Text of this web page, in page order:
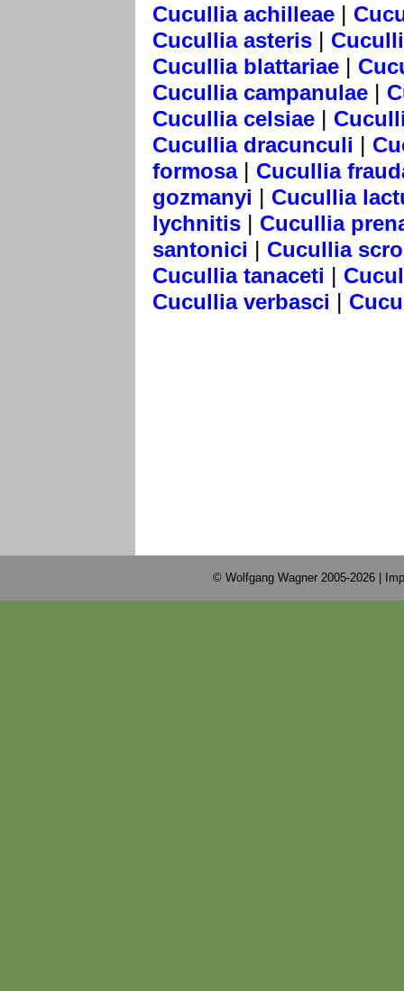
Cucullia achilleae |
Cucullia asteris |
Cucullia blattariae |
Cucullia campanulae |
Cucullia celsiae |
Cucullia dracunculi |
formosa| Cucullia
gozmanyi | Cucullia
lychnitis | Cucullia
santonici | Cucullia
Cucullia tanaceti |
Cucullia verbasci |
© Wolfgang Wagner 2005-2026 |